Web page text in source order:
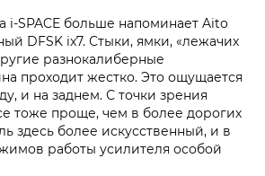
i‑SPACE больше напоминает Aito
DFSK ix7. Стыки, ямки, «лежачих
разнокалиберные
проходит жестко. Это ощущается
и на заднем. С точки зрения
тоже проще, чем в более дорогих
здесь более искусственный, и в
работы усилителя особой